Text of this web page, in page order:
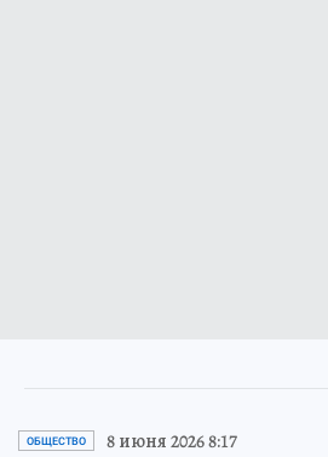
ОБЩЕСТВО 8 июня 2026 8:17